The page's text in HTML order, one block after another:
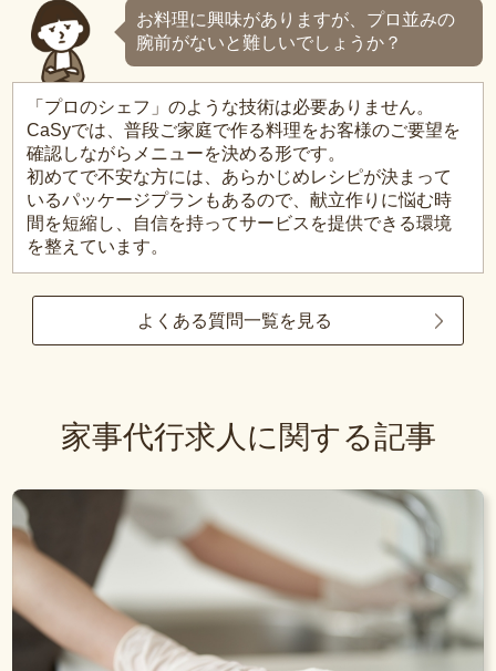
お料理に興味がありますが、プロ並みの
腕前がないと難しいでしょうか？
「プロのシェフ」のような技術は必要ありません。
CaSyでは、普段ご家庭で作る料理をお客様のご要望を
確認しながらメニューを決める形です。
初めてで不安な方には、あらかじめレシピが決まって
いるパッケージプランもあるので、献立作りに悩む時
間を短縮し、自信を持ってサービスを提供できる環境
を整えています。
よくある質問一覧を見る
家事代行求人に関する記事